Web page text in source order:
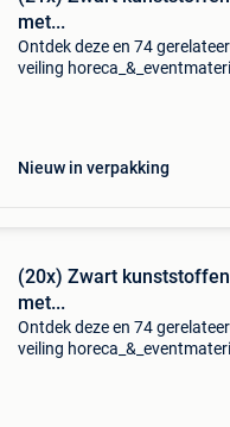
met...
Ontdek deze en 74
veiling
Nieuw in verpakking
(20x) Zwart
met...
Ontdek deze en 74
veiling